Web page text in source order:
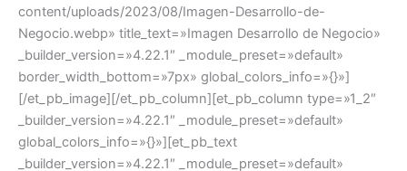
content/uploads/2023/08/Imagen-Desarrollo-de-
Negocio.webp» title_text=»Imagen Desarrollo de Negocio»
_builder_version=»4.22.1″ _module_preset=»default»
border_width_bottom=»7px» global_colors_info=»{}»]
[/et_pb_image][/et_pb_column][et_pb_column type=»1_2″
_builder_version=»4.22.1″ _module_preset=»default»
global_colors_info=»{}»][et_pb_text
_builder_version=»4.22.1″ _module_preset=»default»